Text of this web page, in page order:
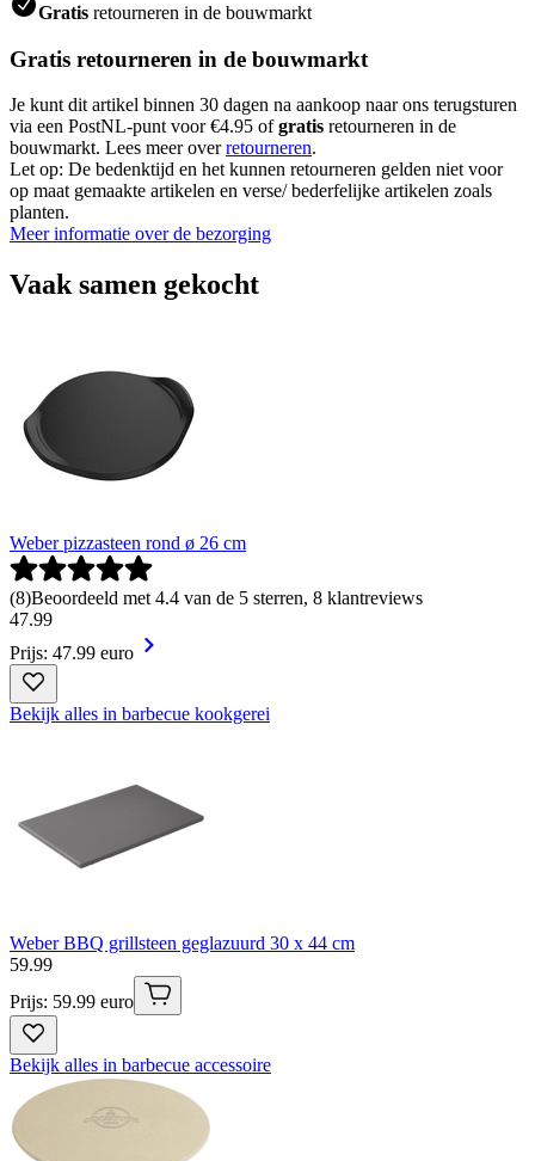
Gratis retourneren in de bouwmarkt
Gratis retourneren in de bouwmarkt
Je kunt dit artikel binnen 30 dagen na aankoop naar ons terugsturen
via een PostNL-punt voor €4.95 ofgratis retourneren in de
bouwmarkt. Lees meer overretourneren.
Let op: De bedenktijd en het kunnen retourneren gelden niet voor
op maat gemaakte artikelen en verse/ bederfelijke artikelen zoals
planten.
Meer informatie over de bezorging
Vaak samen gekocht
Weber pizzasteen rond ø 26 cm
(8)Beoordeeld met 4.4 van de 5 sterren, 8 klantreviews
47.99
Prijs: 47.99 euro
Bekijk alles in barbecue kookgerei
Weber BBQ grillsteen geglazuurd 30 x 44 cm
59.99
Prijs: 59.99 euro
Bekijk alles in barbecue accessoire